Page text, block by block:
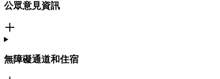
公眾意見資訊
無障礙通道和住宿